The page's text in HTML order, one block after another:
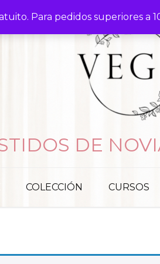
Para pedidos superiores a
DE
COLECCIÓN CURSOS